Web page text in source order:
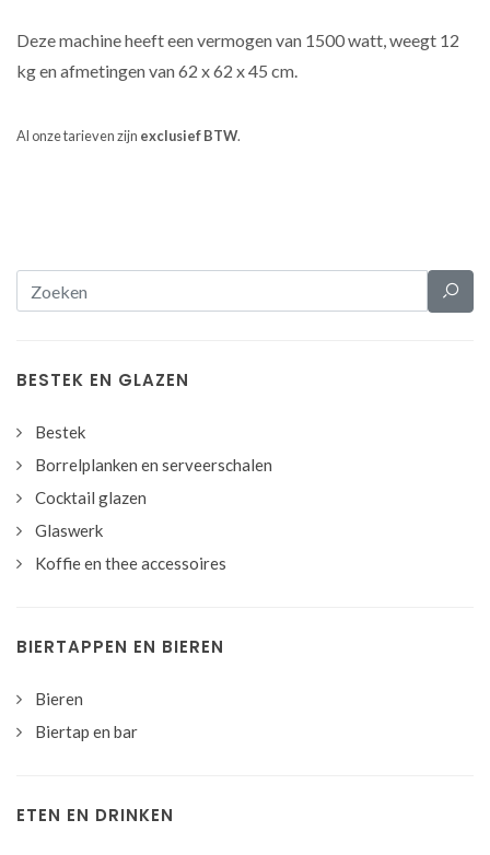
Deze machine heeft een vermogen van 1500 watt, weegt 12
kg en afmetingen van62 x 62 x 45 cm.
Al onze tarieven zijn exclusief BTW.
BESTEK EN GLAZEN
Bestek
Borrelplanken en serveerschalen
Cocktail glazen
Glaswerk
Koffie en thee accessoires
BIERTAPPEN EN BIEREN
Bieren
Biertap en bar
ETEN EN DRINKEN